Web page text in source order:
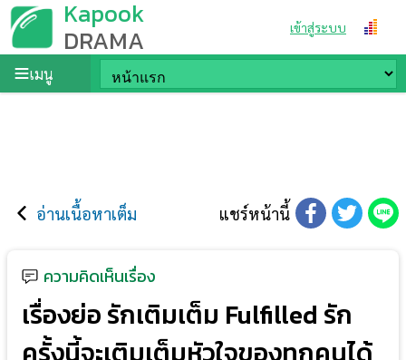
Kapook
DRAMA เข้าสู่ระบบ
เมนู
อ่านเนื้อหาเต็ม แชร์หน้านี้
ความคิดเห็นเรื่อง
เรื่องย่อ รักเติมเต็ม Fulfilled รัก